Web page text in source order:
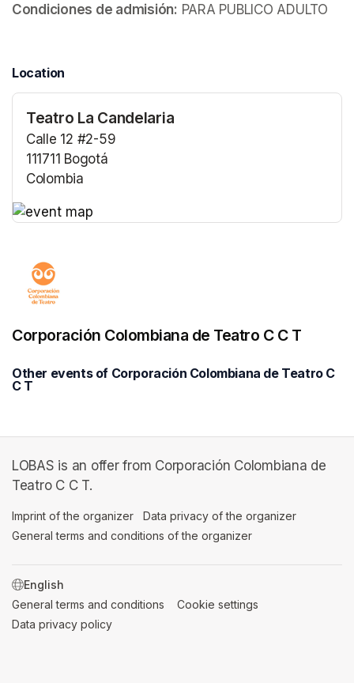
Condiciones de admisión: PARA PUBLICO ADULTO
Location
Teatro La Candelaria
Calle 12 #2-59
111711 Bogotá
Colombia
Corporación Colombiana de Teatro C C T
Other events of Corporación Colombiana de Teatro C
C T
LOBAS is an offer from Corporación Colombiana de
Teatro C C T.
Imprint of the organizer (opens in a new tab)
Data privacy of the organizer
General terms and conditions of the organizer
SWITCH LANGUAGE
General terms and conditions (opens in a new tab)
Cookie settings
Data privacy policy